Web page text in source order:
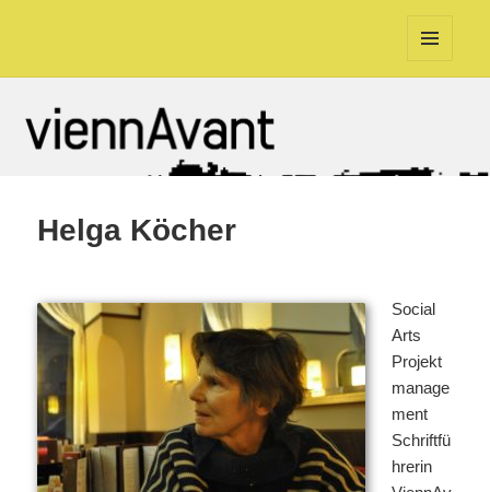
Helga Köcher
Social
Arts
Projekt
manage
ment
Schriftfü
hrerin